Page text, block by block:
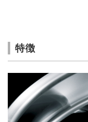
特徴